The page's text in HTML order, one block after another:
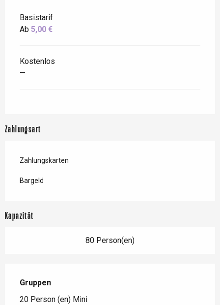
Basistarif
Ab 5,00 €
Kostenlos
—
Zahlungsart
Zahlungskarten
Bargeld
Kapazität
80 Person(en)
Gruppen
Gruppen
20 Person (en) Mini